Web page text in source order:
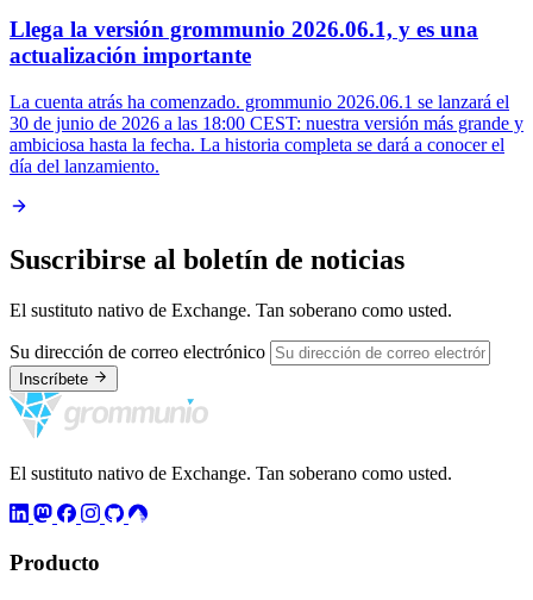
Llega la versión grommunio 2026.06.1, y es una
actualización importante
La cuenta atrás ha comenzado. grommunio 2026.06.1 se lanzará el
30 de junio de 2026 a las 18:00 CEST: nuestra versión más grande y
ambiciosa hasta la fecha. La historia completa se dará a conocer el
día del lanzamiento.
Suscribirse al boletín de noticias
El sustituto nativo de Exchange. Tan soberano como usted.
Su dirección de correo electrónico
Inscríbete
El sustituto nativo de Exchange. Tan soberano como usted.
Producto